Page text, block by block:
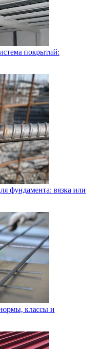
покрытий:
фундамента: вязка или
классы и